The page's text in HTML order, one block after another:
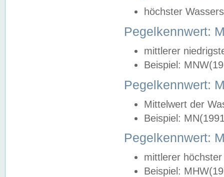
höchster
Pegelkennwert:
mittlerer
Beispiel:
Pegelkennwert:
Mittelwert der
Beispiel:
Pegelkennwert:
mittlerer
Beispiel: